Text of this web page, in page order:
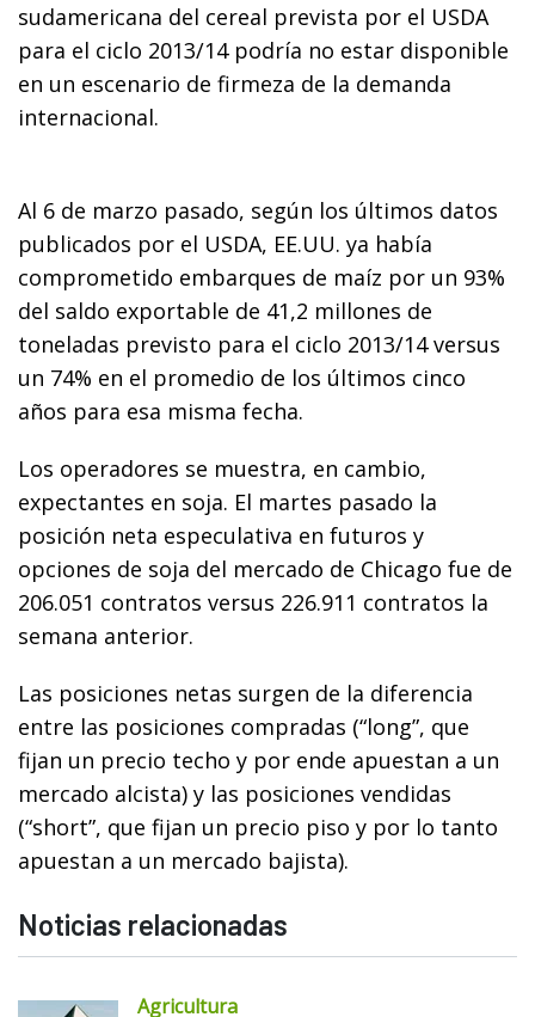
sudamericana del cereal prevista por el USDA
para el ciclo 2013/14 podría no estar disponible
en un escenario de firmeza de la demanda
internacional.
Al 6 de marzo pasado, según los últimos datos
publicados por el USDA, EE.UU. ya había
comprometido embarques de maíz por un 93%
del saldo exportable de 41,2 millones de
toneladas previsto para el ciclo 2013/14 versus
un 74% en el promedio de los últimos cinco
años para esa misma fecha.
Los operadores se muestra, en cambio,
expectantes en soja. El martes pasado la
posición neta especulativa en futuros y
opciones de soja del mercado de Chicago fue de
206.051 contratos versus 226.911 contratos la
semana anterior.
Las posiciones netas surgen de la diferencia
entre las posiciones compradas (“long”, que
fijan un precio techo y por ende apuestan a un
mercado alcista) y las posiciones vendidas
(“short”, que fijan un precio piso y por lo tanto
apuestan a un mercado bajista).
Noticias relacionadas
Agricultura